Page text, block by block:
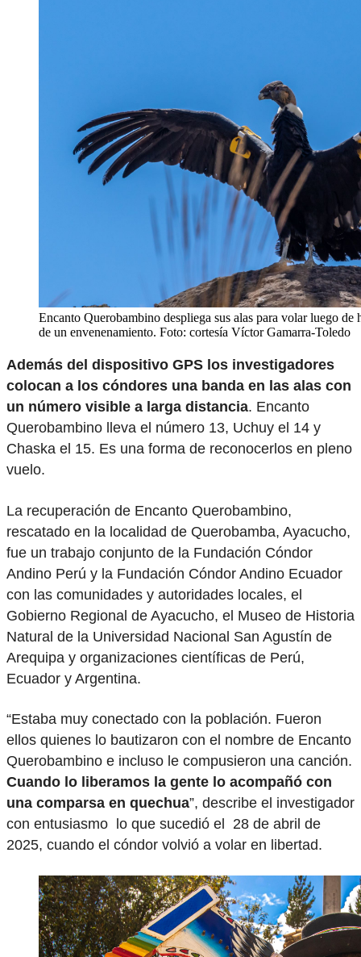
Encanto Querobambino despliega sus alas para volar luego de
de un envenenamiento. Foto: cortesía Víctor Gamarra-Toledo
Además del dispositivo GPS los investigadores
colocan a los cóndores una banda en las alas con
un número visible a larga distancia. Encanto
Querobambino lleva el número 13, Uchuy el 14 y
Chaska el 15. Es una forma de reconocerlos en pleno
vuelo.
La recuperación de Encanto Querobambino,
rescatado en la localidad de Querobamba, Ayacucho,
fue un trabajo conjunto de la Fundación Cóndor
Andino Perú y la Fundación Cóndor Andino Ecuador
con las comunidades y autoridades locales, el
Gobierno Regional de Ayacucho, el Museo de Historia
Natural de la Universidad Nacional San Agustín de
Arequipa y organizaciones científicas de Perú,
Ecuador y Argentina.
“Estaba muy conectado con la población. Fueron
ellos quienes lo bautizaron con el nombre de Encanto
Querobambino e incluso le compusieron una canción.
Cuando lo liberamos la gente lo acompañó con
una comparsa en quechua”, describe el investigador
con entusiasmo lo que sucedió el 28 de abril de
2025, cuando el cóndor volvió a volar en libertad.